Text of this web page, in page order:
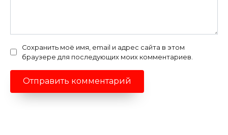
Сохранить моё имя, email и адрес сайта в этом
браузере для последующих моих комментариев.